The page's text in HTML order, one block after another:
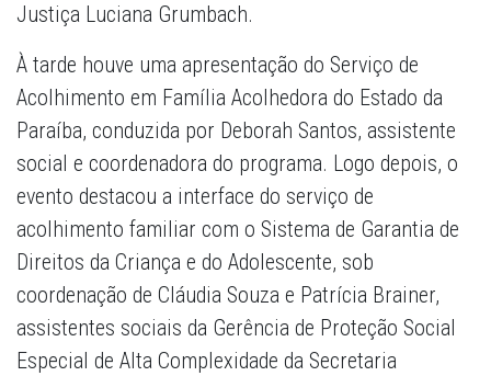
Justiça Luciana Grumbach.
À tarde houve uma apresentação do Serviço de
Acolhimento em Família Acolhedora do Estado da
Paraíba, conduzida por Deborah Santos, assistente
social e coordenadora do programa. Logo depois, o
evento destacou a interface do serviço de
acolhimento familiar com o Sistema de Garantia de
Direitos da Criança e do Adolescente, sob
coordenação de Cláudia Souza e Patrícia Brainer,
assistentes sociais da Gerência de Proteção Social
Especial de Alta Complexidade da Secretaria